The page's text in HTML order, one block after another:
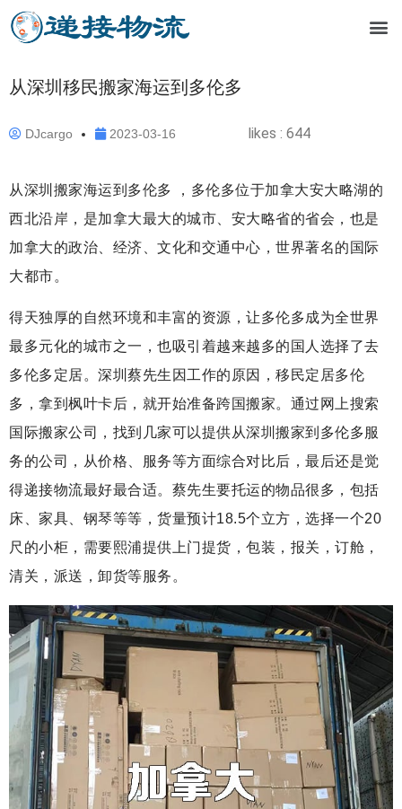
从深圳移民搬家海运到多伦多
DJcargo 2023-03-16 likes :644
从深圳搬家海运到多伦多 ，多伦多位于加拿大安大略湖的
西北沿岸，是加拿大最大的城市、安大略省的省会，也是
加拿大的政治、经济、文化和交通中心，世界著名的国际
大都市。
得天独厚的自然环境和丰富的资源，让多伦多成为全世界
最多元化的城市之一，也吸引着越来越多的国人选择了去
多伦多定居。深圳蔡先生因工作的原因，移民定居多伦
多，拿到枫叶卡后，就开始准备跨国搬家。通过网上搜索
国际搬家公司，找到几家可以提供从深圳搬家到多伦多服
务的公司，从价格、服务等方面综合对比后，最后还是觉
得递接物流最好最合适。蔡先生要托运的物品很多，包括
床、家具、钢琴等等，货量预计18.5个立方，选择一个20
尺的小柜，需要熙浦提供上门提货，包装，报关，订舱，
清关，派送，卸货等服务。